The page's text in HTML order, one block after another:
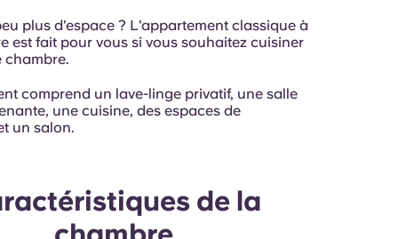
plus d'espace ? L'appartement classique à
est fait pour vous si vous souhaitez cuisiner
chambre.
comprend un lave-linge privatif, une salle
une cuisine, des espaces de
un salon.
de la